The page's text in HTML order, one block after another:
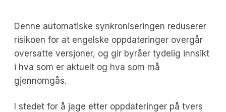
Denne automatiske synkroniseringen reduserer
risikoen for at engelske oppdateringer overgår
oversatte versjoner, og gir byråer tydelig innsikt
i hva som er aktuelt og hva som må
gjennomgås.
I stedet for å jage etter oppdateringer på tvers